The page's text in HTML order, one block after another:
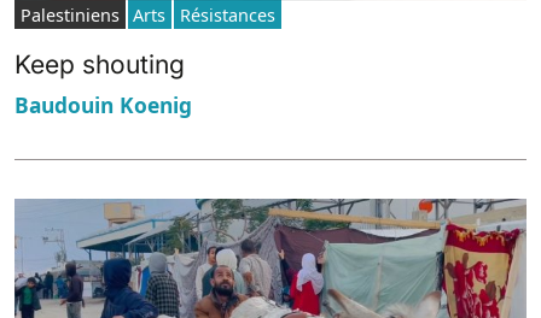
Palestiniens Arts Résistances
Keep shouting
Baudouin Koenig